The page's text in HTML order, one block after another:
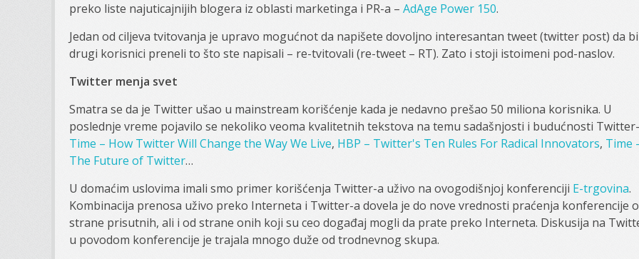
preko liste najuticajnijih blogera iz oblasti marketinga i PR-a – AdAge Power 150.
Jedan od ciljeva tvitovanja je upravo mogućnot da napišete dovoljno interesantan tweet (twitter post) da bi
drugi korisnici preneli to što ste napisali – re-tvitovali (re-tweet – RT). Zato i stoji istoimeni pod-naslov.
Twitter menja svet
Smatra se da je Twitter ušao u mainstream korišćenje kada je nedavno prešao 50 miliona korisnika. U
poslednje vreme pojavilo se nekoliko veoma kvalitetnih tekstova na temu sadašnjosti i budućnosti
Time – How Twitter Will Change the Way We Live, HBP – Twitter's Ten Rules For Radical Innovators, Time
The Future of Twitter…
U domaćim uslovima imali smo primer korišćenja Twitter-a uživo na ovogodišnjoj konferenciji E-trgovina.
Kombinacija prenosa uživo preko Interneta i Twitter-a dovela je do nove vrednosti praćenja konferencije
strane prisutnih, ali i od strane onih koji su ceo događaj mogli da prate preko Interneta. Diskusija na
u povodom konferencije je trajala mnogo duže od trodnevnog skupa.